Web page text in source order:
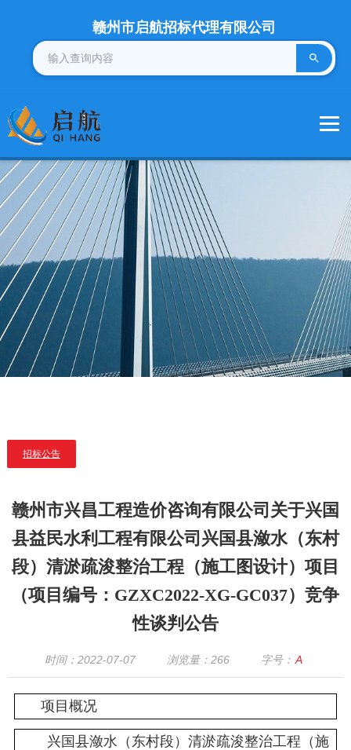
赣州市启航招标代理有限公司
招标公告
赣州市兴昌工程造价咨询有限公司关于兴国
县益民水利工程有限公司兴国县潋水（东村
段）清淤疏浚整治工程（施工图设计）项目
（项目编号：GZXC2022-XG-GC037）竞争
性谈判公告
时间：2022-07-07 浏览量：266 字号： A
项目概况
兴国县潋水（ 东村段）清淤疏浚整治工程（施